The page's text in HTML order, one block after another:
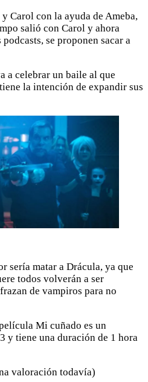
Carol con la ayuda de Ameba,
salió con Carol y ahora
se proponen sacar a
a celebrar un baile al que
la intención de expandir sus
sería matar a Drácula, ya que
todos volverán a ser
de vampiros para no
Mi cuñado es un
y tiene una duración de 1 hora
valoración todavía)